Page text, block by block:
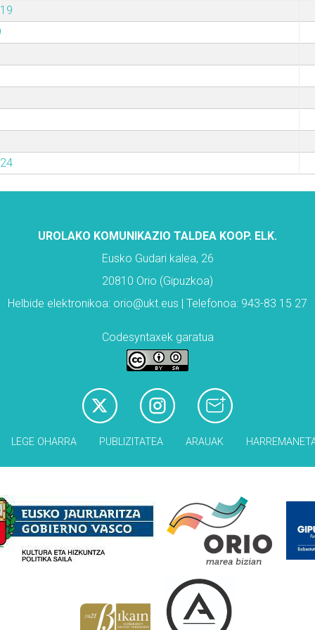
UROLAKO KOMUNIKAZIO TALDEA KOOP. ELK.
Eusko Gudari kalea, 26
20810 Orio (Gipuzkoa)
Helbide elektronikoa: orio@ukt.eus | Telefonoa: 943-83 15 27
Codesyntaxek garatua
LEGE OHARRA PUBLIZITATEA ARAUAK